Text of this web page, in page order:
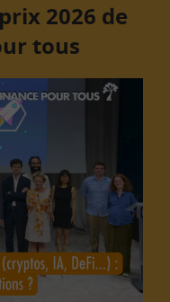
2026 de
tous